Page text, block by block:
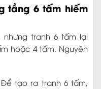
tầng 6 tấm hiếm
tranh 6 tấm lại
hoặc 4 tấm. Nguyên
tạo ra tranh 6 tấm,